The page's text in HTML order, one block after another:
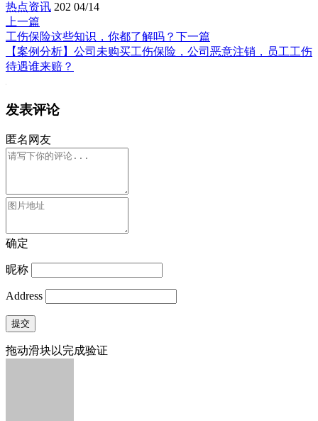
热点资讯 202 04/14
上一篇
工伤保险这些知识，你都了解吗？ 下一篇
【案例分析】公司未购买工伤保险，公司恶意注销，员工工伤
待遇谁来赔？
发表评论
匿名网友
确定
昵称
Address
提交
拖动滑块以完成验证